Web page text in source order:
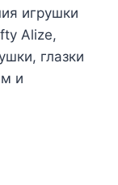
игрушки
Alize,
глазки
и